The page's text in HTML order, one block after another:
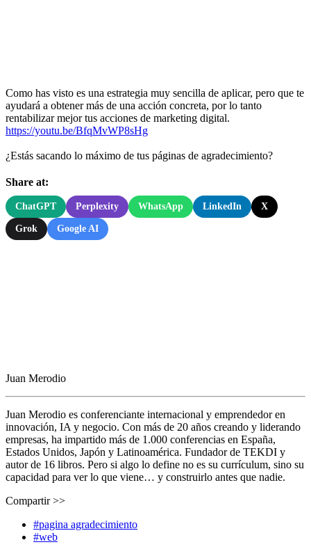
Como has visto es una estrategia muy sencilla de aplicar, pero que te
ayudará a obtener más de una acción concreta, por lo tanto
rentabilizar mejor tus acciones de marketing digital.
https://youtu.be/BfqMvWP8sHg
¿Estás sacando lo máximo de tus páginas de agradecimiento?
Share at:
ChatGPT Perplexity WhatsApp LinkedIn X
Grok Google AI
Juan Merodio
Juan Merodio es conferenciante internacional y emprendedor en
innovación, IA y negocio. Con más de 20 años creando y liderando
empresas, ha impartido más de 1.000 conferencias en España,
Estados Unidos, Japón y Latinoamérica. Fundador de TEKDI y
autor de 16 libros. Pero si algo lo define no es su currículum, sino su
capacidad para ver lo que viene… y construirlo antes que nadie.
Compartir >>
#pagina agradecimiento
#web